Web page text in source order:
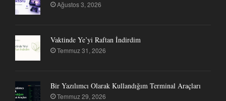
Ağustos 3, 2026
Vaktinde Ye’yi Raftan İndirdim
Temmuz 31, 2026
Bir Yazılımcı Olarak Kullandığım Terminal Araçları
Temmuz 29, 2026